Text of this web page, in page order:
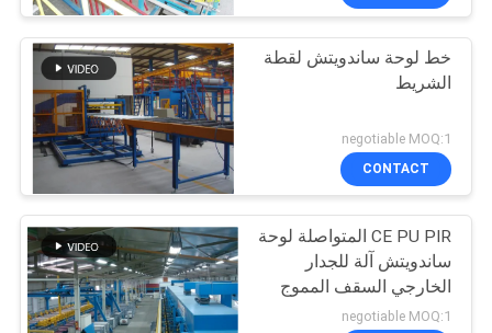
خط لوحة ساندويتش لقطة
الشريط
negotiable MOQ:1
CONTACT
CE PU PIR المتواصلة لوحة
ساندويتش آلة للجدار
الخارجي السقف المموج
negotiable MOQ:1